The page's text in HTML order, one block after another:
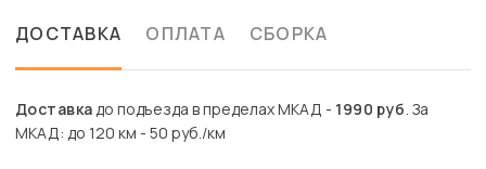
ДОСТАВКА ОПЛАТА СБОРКА
Доставкадо подъезда в пределах МКАД - 1990 руб. За
МКАД: до 120 км - 50 руб./км